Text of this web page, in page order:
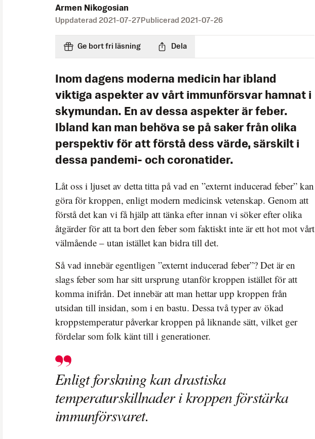
Armen Nikogosian
Uppdaterad 2021-07-27 Publicerad 2021-07-26
Ge bort fri läsning Dela
Inom dagens moderna medicin har ibland
viktiga aspekter av vårt immunförsvar hamnat i
skymundan. En av dessa aspekter är feber.
Ibland kan man behöva se på saker från olika
perspektiv för att förstå dess värde, särskilt i
dessa pandemi- och coronatider.
Låt oss i ljuset av detta titta på vad en ”externt inducerad feber” kan
göra för kroppen, enligt modern medicinsk vetenskap. Genom att
förstå det kan vi få hjälp att tänka efter innan vi söker efter olika
åtgärder för att ta bort den feber som faktiskt inte är ett hot mot vårt
välmående – utan istället kan bidra till det.
Så vad innebär egentligen ”externt inducerad feber”? Det är en
slags feber som har sitt ursprung utanför kroppen istället för att
komma inifrån. Det innebär att man hettar upp kroppen från
utsidan till insidan, som i en bastu. Dessa två typer av ökad
kroppstemperatur påverkar kroppen på liknande sätt, vilket ger
fördelar som folk känt till i generationer.
Enligt forskning kan drastiska
temperaturskillnader i kroppen förstärka
immunförsvaret.